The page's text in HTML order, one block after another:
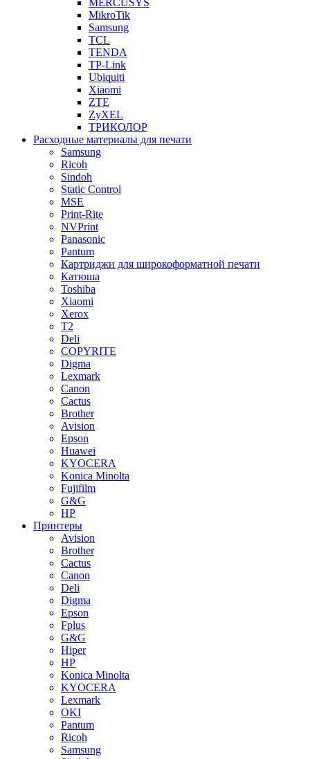
MERCUSYS
MikroTik
Samsung
TCL
TENDA
TP-Link
Ubiquiti
Xiaomi
ZTE
ZyXEL
ТРИКОЛОР
Расходные материалы для печати
Samsung
Ricoh
Sindoh
Static Control
MSE
Print-Rite
NVPrint
Panasonic
Pantum
Картриджи для широкоформатной печати
Катюша
Toshiba
Xiaomi
Xerox
T2
Deli
COPYRITE
Digma
Lexmark
Canon
Cactus
Brother
Avision
Epson
Huawei
KYOCERA
Konica Minolta
Fujifilm
G&G
HP
Принтеры
Avision
Brother
Cactus
Canon
Deli
Digma
Epson
Fplus
G&G
Hiper
HP
Konica Minolta
KYOCERA
Lexmark
OKI
Pantum
Ricoh
Samsung